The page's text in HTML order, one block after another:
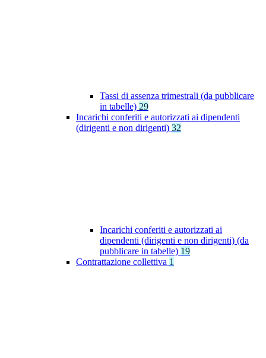
Tassi di assenza trimestrali (da pubblicare
in tabelle) 29
Incarichi conferiti e autorizzati ai dipendenti
(dirigenti e non dirigenti) 32
Incarichi conferiti e autorizzati ai
dipendenti (dirigenti e non dirigenti) (da
pubblicare in tabelle) 19
Contrattazione collettiva 1